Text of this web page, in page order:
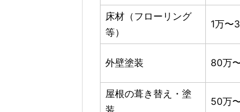
床材（フローリング
等）
1万〜
外壁塗装 80万
屋根の葺き替え・塗
装
50万